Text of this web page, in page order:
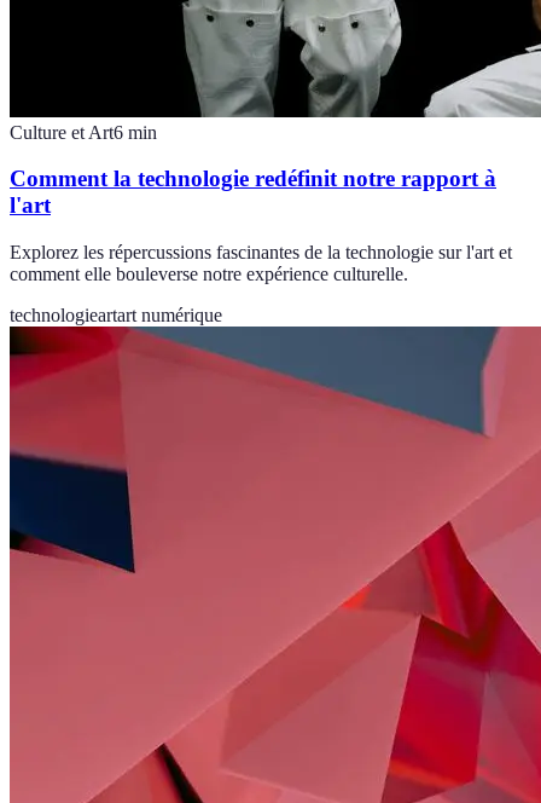
Culture et Art6 min
Comment la technologie redéfinit notre rapport à
l'art
Explorez les répercussions fascinantes de la technologie sur l'art et
comment elle bouleverse notre expérience culturelle.
technologieartart numérique